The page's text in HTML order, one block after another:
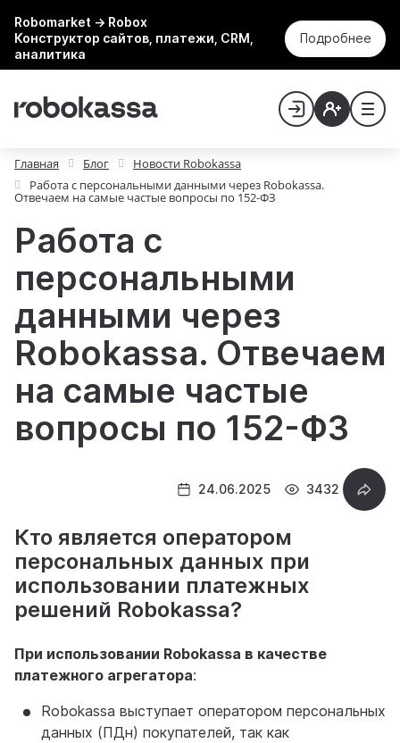
Robomarket → Robox
Конструктор сайтов, платежи, CRM,
аналитика
Подробнее
Главная Блог
Новости Robokassa
Работа с персональными данными через Robokassa.
Отвечаем на самые частые вопросы по 152-ФЗ
Работа с
персональными
данными через
Robokassa. Отвечаем
на самые частые
вопросы по 152-ФЗ
24.06.2025 3432
Кто является оператором
персональных данных при
использовании платежных
решений Robokassa?
При использовании Robokassa в качестве
платежного агрегатора:
Robokassa выступает оператором персональных
данных (ПДн) покупателей, так как